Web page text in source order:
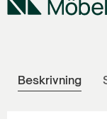
Beskrivning